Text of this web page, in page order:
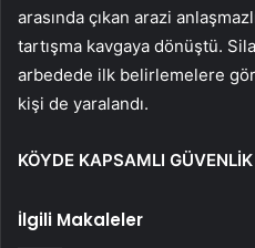
arasında çıkan arazi
tartışma kavgaya dönüştü.
arbedede ilk belirlemelere
kişi de yaralandı.
KÖYDE KAPSAMLI
İlgili Makaleler